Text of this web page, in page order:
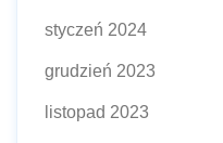
styczeń 2024
grudzień 2023
listopad 2023